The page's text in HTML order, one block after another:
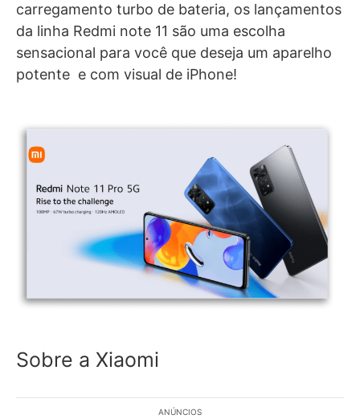
carregamento turbo de bateria, os lançamentos
da linha Redmi note 11 são uma escolha
sensacional para você que deseja um aparelho
potente e com visual de iPhone!
Sobre a Xiaomi
ANÚNCIOS